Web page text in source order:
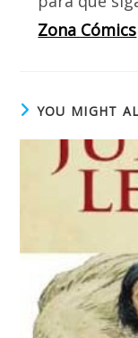
Zona Cómics
YOU MIGHT